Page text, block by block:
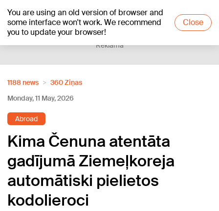
You are using an old version of browser and
some interface won't work. We recommend
you to update your browser!
Close
+20°C
Reklāma
1188 news
360 Ziņas
Monday, 11 May, 2026
Abroad
Kima Čenuna atentāta
gadījumā Ziemeļkoreja
automātiski pielietos
kodolieroci